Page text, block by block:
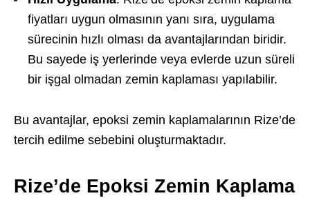
fiyatları uygun olmasının yanı sıra, uygulama
sürecinin hızlı olması da avantajlarından biridir.
Bu sayede iş yerlerinde veya evlerde uzun süreli
bir işgal olmadan zemin kaplaması yapılabilir.
Bu avantajlar, epoksi zemin kaplamalarının Rize’de
tercih edilme sebebini oluşturmaktadır.
Rize’de Epoksi Zemin Kaplama